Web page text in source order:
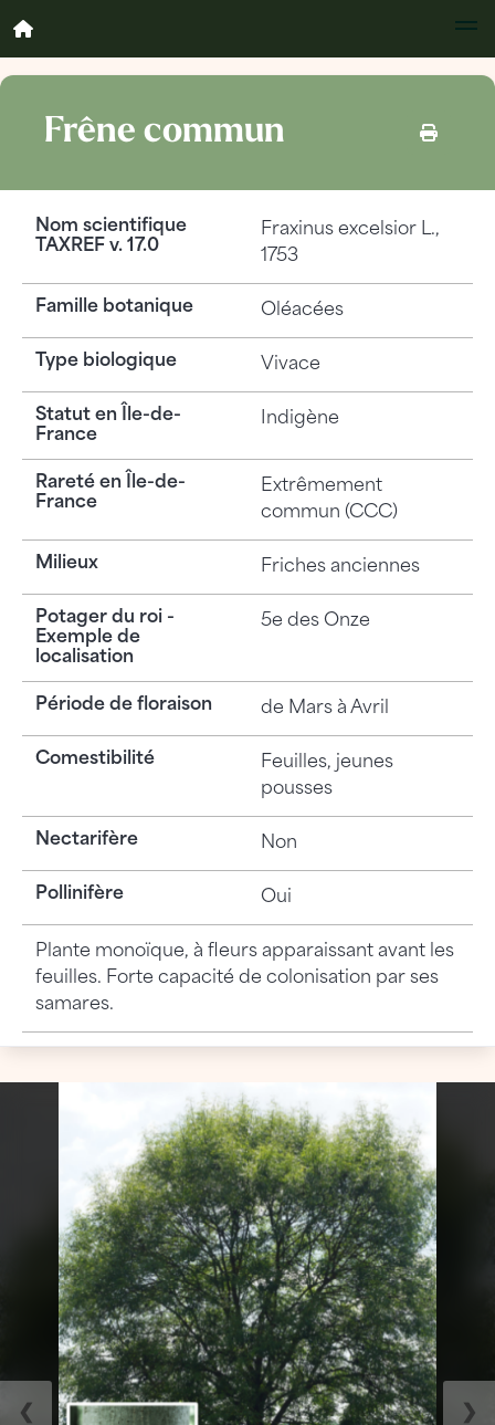
Frêne commun
Nom scientifique
TAXREF v. 17.0
Fraxinus excelsiorL.,
1753
Famille botanique Oléacées
Type biologique Vivace
Statut en Île-de-
France
Indigène
Rareté en Île-de-
France
Extrêmement
commun (CCC)
Milieux Friches anciennes
Potager du roi -
Exemple de
localisation
5e des Onze
Période de floraison de Mars à Avril
Comestibilité
Feuilles, jeunes
pousses
Nectarifère Non
Pollinifère Oui
Plante monoïque, à fleurs apparaissant avant les
feuilles. Forte capacité de colonisation par ses
samares.
❮ ❯